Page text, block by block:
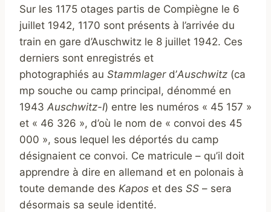
Sur les 1175 otages partis de Compiègne le 6
juillet 1942, 1170 sont présents à l’arrivée du
train en gare d’Auschwitz le 8 juillet 1942. Ces
derniers sont enregistrés et
photographiés au Stammlagerd’Auschwitz (ca
mp souche ou camp principal, dénommé en
1943 Auschwitz-I) entre les numéros « 45 157 »
et « 46 326 », d’où le nom de « convoi des 45
000 », sous lequel les déportés du camp
désignaient ce convoi. Ce matricule – qu’il doit
apprendre à dire en allemand et en polonais à
toute demande des Kapos et des SS – sera
désormais sa seule identité.